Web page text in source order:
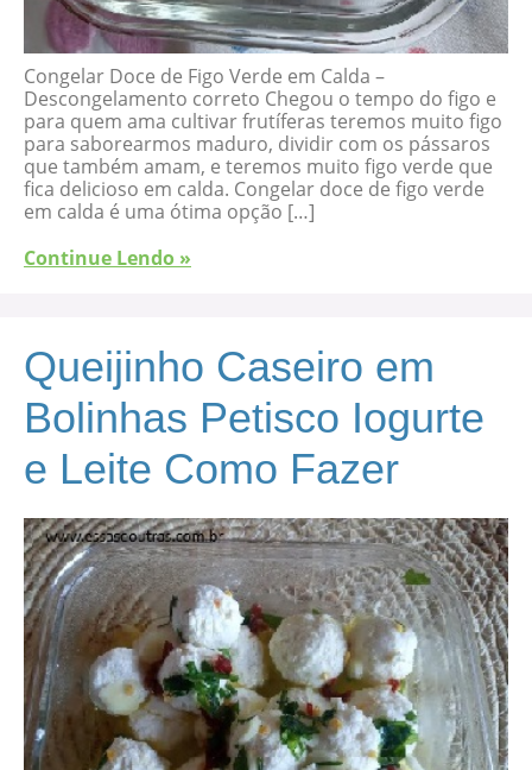
Congelar Doce de Figo Verde em Calda –
Descongelamento correto Chegou o tempo do figo e
para quem ama cultivar frutíferas teremos muito figo
para saborearmos maduro, dividir com os pássaros
que também amam, e teremos muito figo verde que
fica delicioso em calda. Congelar doce de figo verde
em calda é uma ótima opção […]
Continue Lendo »
Queijinho Caseiro em
Bolinhas Petisco Iogurte
e Leite Como Fazer